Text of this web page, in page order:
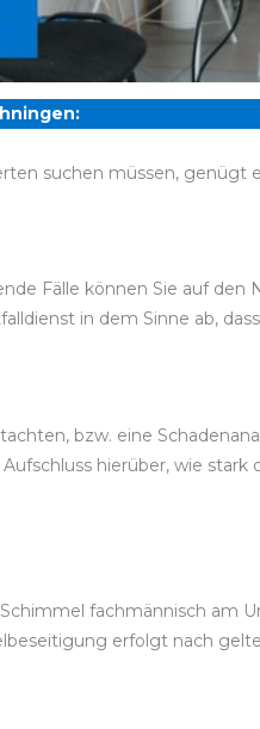
suchen müssen, genügt
Fälle können Sie auf
in dem Sinne ab,
bzw. eine
hierüber, wie
fachmännisch am
erfolgt nach